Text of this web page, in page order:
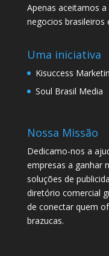
Apenas aceitamos
negocios brasileiros
Uma iniciativa
Kisuccess
Soul Brasil Media
Nossa Missão
Dedicamo-nos a
empresas a ganhar
soluções de
diretório comercial
de conectar quem
brazucas.